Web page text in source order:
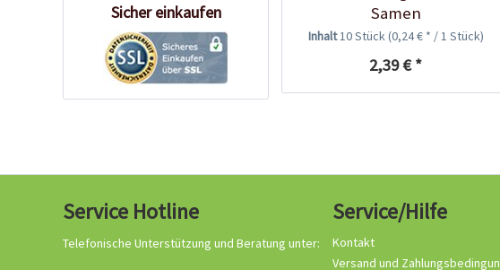
Sicher einkaufen
Samen
Inhalt10 Stück(0,24 € * / 1 Stück)
2,39 € *
Service Hotline
Telefonische Unterstützung und Beratung unter:
Service/Hilfe
Kontakt
Versand und